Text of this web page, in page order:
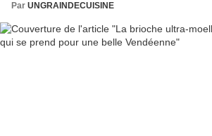
Par UNGRAINDECUISINE